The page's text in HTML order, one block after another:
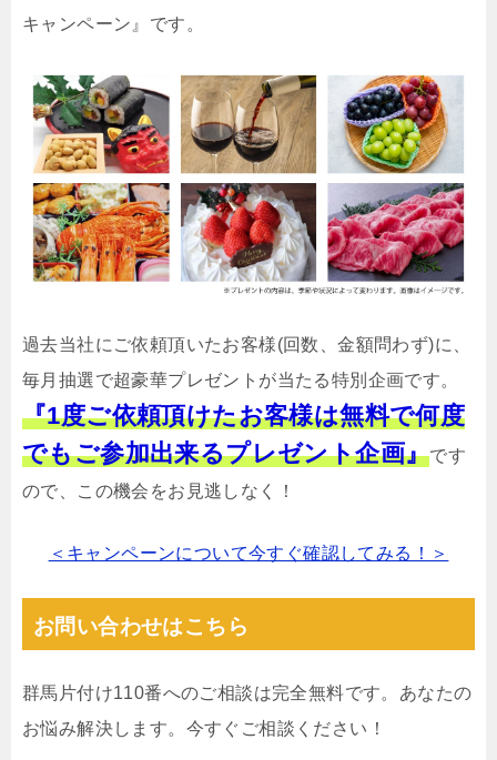
キャンペーン』です。
過去当社にご依頼頂いたお客様(回数、金額問わず)に、
毎月抽選で超豪華プレゼントが当たる特別企画です。
『1度ご依頼頂けたお客様は無料で何度
でもご参加出来るプレゼント企画』です
ので、この機会をお見逃しなく！
＜キャンペーンについて今すぐ確認してみる！＞
お問い合わせはこちら
群馬片付け110番へのご相談は完全無料です。あなたの
お悩み解決します。今すぐご相談ください！